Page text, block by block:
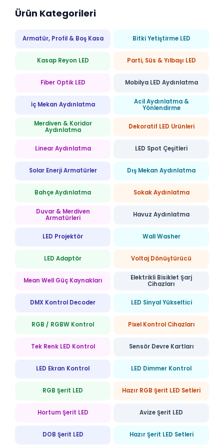
Ürün Kategorileri
Armatür, Profil & Boş Kasa Bitki Yetiştirme LED
Kasap Reyon LED Parti, Süs & Yılbaşı LED
Fiber Optik LED Mobilya LED Aydınlatma
İç Mekan Aydınlatma
Acil Aydınlatma &
Yönlendirme
Merdiven & Koridor
Aydınlatma
Dekoratif LED Ürünleri
Linear Aydınlatma LED Spot Çeşitleri
Solar Enerji Armatürler Dış Mekan Aydınlatma
Bahçe Aydınlatma Sokak Aydınlatma
Duvar & Merdiven
Armatürleri
Havuz Aydınlatma
LED Projektör Wall Washer
LED Adaptör Voltaj Dönüştürücü
Mean Well Güç Kaynakları
Elektrikli Bisiklet Şarj
Cihazları
DMX Kontrol Decoder LED Sinyal Yükseltici
RGB / RGBW Kontrol Pixel Kontrol Cihazları
Tek Renk LED Kontrol Sensör Devre Kartları
LED Ekran Kontrol LED Dimmer Kontrol
RGB Şerit LED Hazır RGB Şerit LED Setleri
Hortum Şerit LED Avize Şerit LED
DOB Şerit LED Hazır Şerit LED Setleri